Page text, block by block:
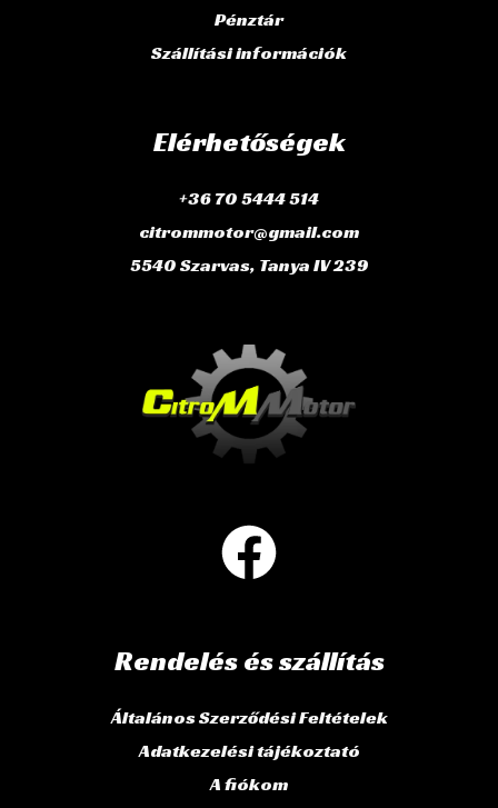
Pénztár
Szállítási információk
Elérhetőségek
+36 70 5444 514
citrommotor@gmail.com
5540 Szarvas, Tanya IV 239
Rendelés és szállítás
Általános Szerződési Feltételek
Adatkezelési tájékoztató
A fiókom